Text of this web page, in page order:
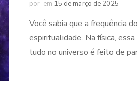
por em 15 de março de 2025
Você sabia que a frequência
espiritualidade. Na física,
tudo no universo é feito de